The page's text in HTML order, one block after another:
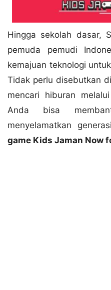
Hingga sekolah dasar,
pemuda pemudi
kemajuan teknologi
Tidak perlu disebutkan
mencari hiburan
Anda bisa
menyelamatkan
game Kids Jaman Now